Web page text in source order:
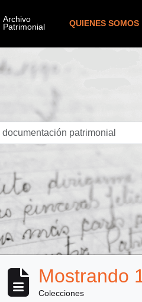
QUIENES SOMOS
Mostrando
Colecciones